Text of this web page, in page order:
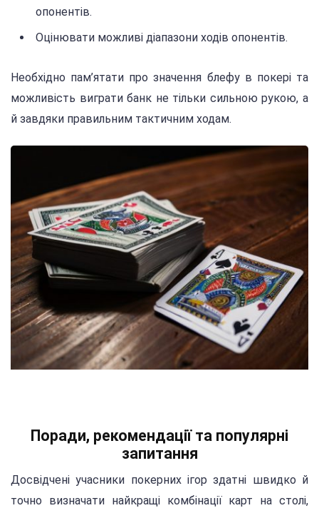
опонентів.
Оцінювати можливі діапазони ходів опонентів.
Необхідно пам’ятати про значення блефу в покері та
можливість виграти банк не тільки сильною рукою, а
й завдяки правильним тактичним ходам.
Поради, рекомендації та популярні
запитання
Досвідчені учасники покерних ігор здатні швидко й
точно визначати найкращі комбінації карт на столі,